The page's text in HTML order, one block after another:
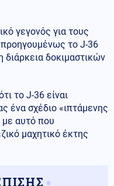
γεγονός για τους
το J-36
δοκιμαστικών
το J-36 είναι
ένα σχέδιο «ιπτάμενης
με αυτό που
μαχητικό έκτης